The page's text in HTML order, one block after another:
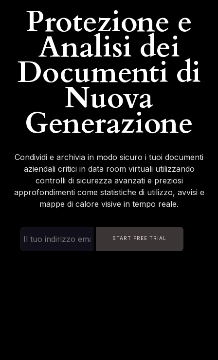
Protezione e
Analisi dei
Documenti di
Nuova
Generazione
Condividi e archivia in modo sicuro i tuoi documenti
aziendali critici in data room virtuali utilizzando
controlli di sicurezza avanzati e preziosi
approfondimenti come statistiche di utilizzo, avvisi e
mappe di calore visive in tempo reale.
START FREE TRIAL